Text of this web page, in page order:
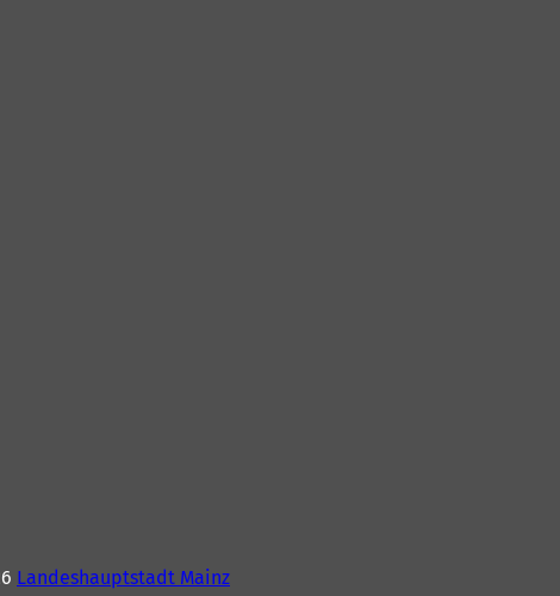
Landeshauptstadt Mainz